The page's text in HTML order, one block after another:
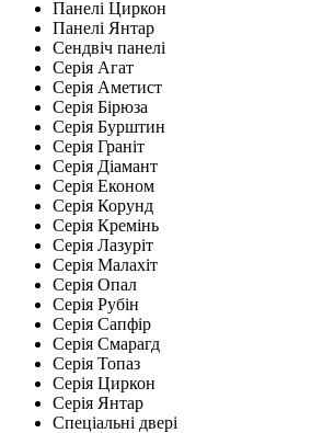
Панелі Циркон
Панелі Янтар
Сендвіч панелі
Серія Агат
Серія Аметист
Серія Бірюза
Серія Бурштин
Серія Граніт
Серія Діамант
Серія Економ
Серія Корунд
Серія Кремінь
Серія Лазуріт
Серія Малахіт
Серія Опал
Серія Рубін
Серія Сапфір
Серія Смарагд
Серія Топаз
Серія Циркон
Серія Янтар
Спеціальні двері